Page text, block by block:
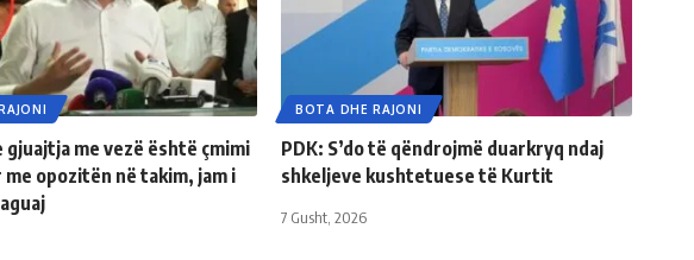
gjuajtja me vezë është çmimi
me opozitën në takim, jam i
BOTA DHE RAJONI
PDK: S’do të qëndrojmë duarkryq ndaj
shkeljeve kushtetuese të Kurtit
7 Gusht, 2026